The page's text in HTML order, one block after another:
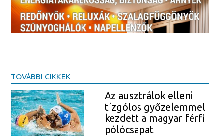
TOVÁBBI CIKKEK
Az ausztrálok elleni
tízgólos győzelemmel
kezdett a magyar férfi
pólócsapat